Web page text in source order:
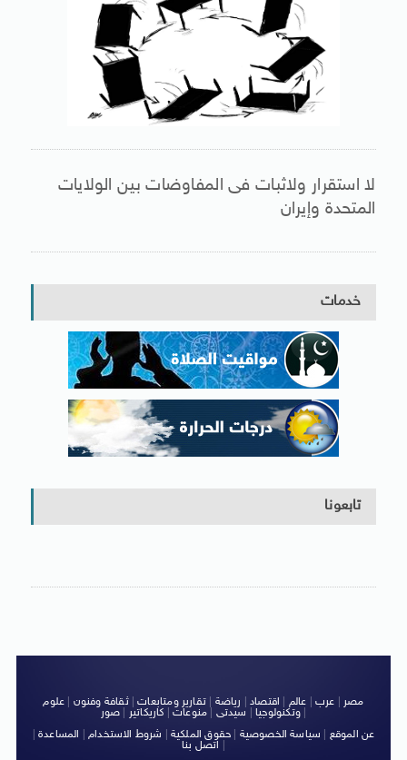
لا استقرار ولاثبات فى المفاوضات بين الولايات
المتحدة وإيران
خدمات
تابعونا
مصر عرب عالم اقتصاد رياضة |تقارير ومتابعات|ثقافة وفنون
علوم
وتكنولوجيا| سيدتى منوعات كاريكاتير صور
|
عن الموقع
سياسة الخصوصية حقوق الملكية شروط الاستخدام| المساعدة|
اتصل بنا